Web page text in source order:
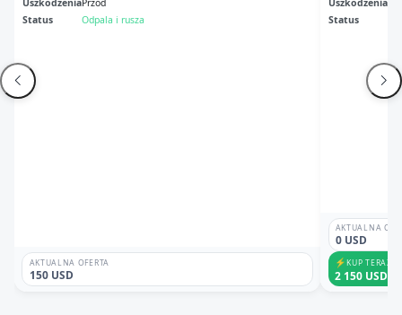
Status
Odpala i rusza
AKTUALNA OFERTA
150 USD
Status
AKTUALNA
0 USD
⚡KUP TERAZ
2 150 USD